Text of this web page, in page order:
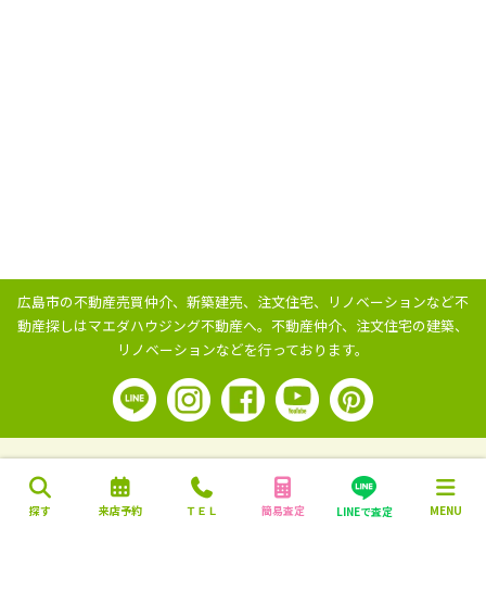
探す 来店予約 ＴＥＬ 簡易査定 LINEで査定 MENU
広島市の不動産売買仲介、新築建売、注文住宅、リノベーションなど不
動産探しはマエダハウジング不動産へ。 不動産仲介、注文住宅の建築、
リノベーションなどを行っております。